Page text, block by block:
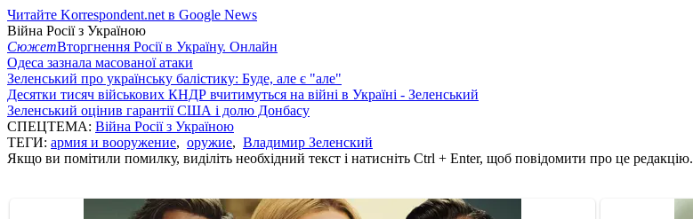
Читайте Korrespondent.net в Google News
Війна Росії з Україною
СюжетВторгнення Росії в Україну. Онлайн
Одеса зазнала масованої атаки
Зеленський про українську балістику: Буде, але є "але"
Десятки тисяч військових КНДР вчитимуться на війні в Україні - Зеленський
Зеленський оцінив гарантії США і долю Донбасу
СПЕЦТЕМА: Війна Росії з Україною
ТЕГИ: армия и вооружение, оружие, Владимир Зеленский
Якщо ви помітили помилку, виділіть необхідний текст і натисніть Ctrl + Enter, щоб повідомити про це редакцію.